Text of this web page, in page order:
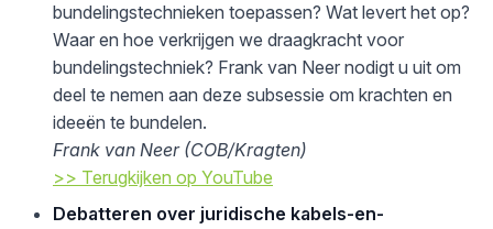
bundelingstechnieken toepassen? Wat levert het op?
Waar en hoe verkrijgen we draagkracht voor
bundelingstechniek? Frank van Neer nodigt u uit om
deel te nemen aan deze subsessie om krachten en
ideeën te bundelen.
Frank van Neer (COB/Kragten)
>> Terugkijken op YouTube
Debatteren over juridische kabels-en-